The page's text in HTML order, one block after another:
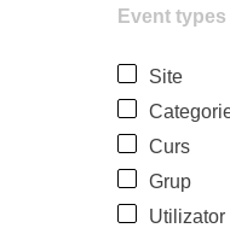
Event types
Site
Curs
Grup
Utilizator